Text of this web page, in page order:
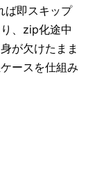
ば即スキップ
、zip化途中
が欠けたまま
ースを仕組み